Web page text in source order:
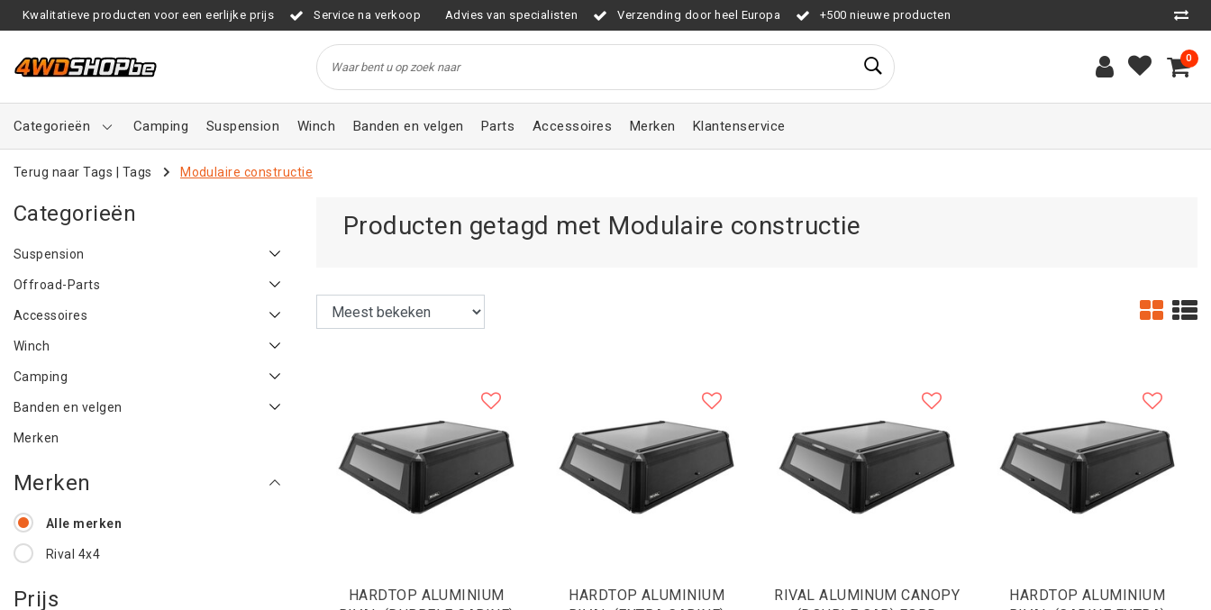
Kwalitatieve producten voor een eerlijke prijs Service na verkoop Advies van specialisten Verzending door heel Europa +500 nieuwe producten
0
Categorieën Camping Suspension Winch Banden en velgen Parts Accessoires Merken Klantenservice
Terug naar Tags Tags Modulaire constructie
Categorieën
Suspension
Offroad-Parts
Accessoires
Winch
Camping
Banden en velgen
Merken
Merken
Alle merken
Rival 4x4
Prijs
Producten getagd met Modulaire constructie
HARDTOP ALUMINIUM
HARDTOP ALUMINIUM
RIVAL ALUMINUM CANOPY
HARDTOP ALUMINIUM